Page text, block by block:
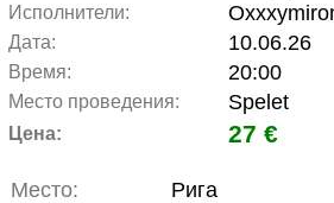
Исполнители:
Дата: 10.06.26
Время: 20:00
Место проведения: Spelet
Цена: 27 €
Место: Рига